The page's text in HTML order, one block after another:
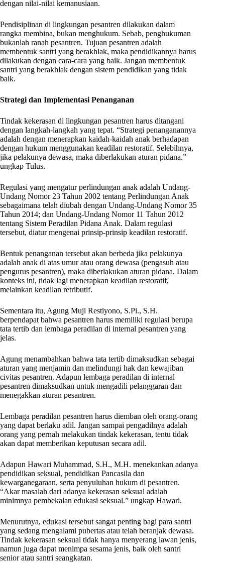
dengan nilai-nilai kemanusiaan.
Pendisiplinan di lingkungan pesantren dilakukan dalam
rangka membina, bukan menghukum. Sebab, penghukuman
bukanlah ranah pesantren. Tujuan pesantren adalah
membentuk santri yang berakhlak, maka pendidikannya harus
dilakukan dengan cara-cara yang baik. Jangan membentuk
santri yang berakhlak dengan sistem pendidikan yang tidak
baik.
Strategi dan Implementasi Penanganan
Tindak kekerasan di lingkungan pesantren harus ditangani
dengan langkah-langkah yang tepat. “Strategi penanganannya
adalah dengan menerapkan kaidah-kaidah anak berhadapan
dengan hukum menggunakan keadilan restoratif. Selebihnya,
jika pelakunya dewasa, maka diberlakukan aturan pidana.”
ungkap Tulus.
Regulasi yang mengatur perlindungan anak adalah Undang-
Undang Nomor 23 Tahun 2002 tentang Perlindungan Anak
sebagaimana telah diubah dengan Undang-Undang Nomor 35
Tahun 2014; dan Undang-Undang Nomor 11 Tahun 2012
tentang Sistem Peradilan Pidana Anak. Dalam regulasi
tersebut, diatur mengenai prinsip-prinsip keadilan restoratif.
Bentuk penanganan tersebut akan berbeda jika pelakunya
adalah anak di atas umur atau orang dewasa (pengasuh atau
pengurus pesantren), maka diberlakukan aturan pidana. Dalam
konteks ini, tidak lagi menerapkan keadilan restoratif,
melainkan keadilan retributif.
Sementara itu, Agung Muji Restiyono, S.Pi., S.H.
berpendapat bahwa pesantren harus memiliki regulasi berupa
tata tertib dan lembaga peradilan di internal pesantren yang
jelas.
Agung menambahkan bahwa tata tertib dimaksudkan sebagai
aturan yang menjamin dan melindungi hak dan kewajiban
civitas pesantren. Adapun lembaga peradilan di internal
pesantren dimaksudkan untuk mengadili pelanggaran dan
menegakkan aturan pesantren.
Lembaga peradilan pesantren harus diemban oleh orang-orang
yang dapat berlaku adil. Jangan sampai pengadilnya adalah
orang yang pernah melakukan tindak kekerasan, tentu tidak
akan dapat memberikan keputusan secara adil.
Adapun Hawari Muhammad, S.H., M.H. menekankan adanya
pendidikan seksual, pendidikan Pancasila dan
kewarganegaraan, serta penyuluhan hukum di pesantren.
“Akar masalah dari adanya kekerasan seksual adalah
minimnya pembekalan edukasi seksual.” ungkap Hawari.
Menurutnya, edukasi tersebut sangat penting bagi para santri
yang sedang mengalami pubertas atau telah beranjak dewasa.
Tindak kekerasan seksual tidak hanya menyerang lawan jenis,
namun juga dapat menimpa sesama jenis, baik oleh santri
senior atau santri seangkatan.